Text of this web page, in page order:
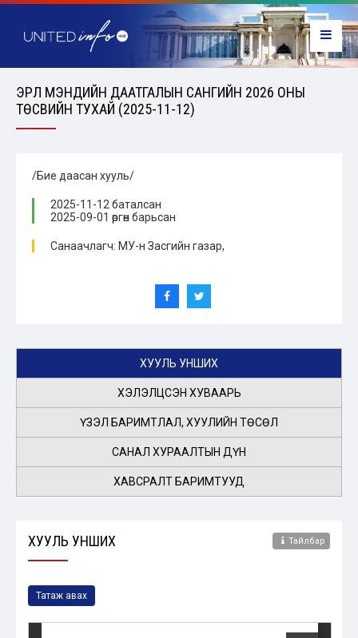
ЭРҮҮЛ МЭНДИЙН ДААТГАЛЫН САНГИЙН 2026 ОНЫ
ТӨСВИЙН ТУХАЙ (2025-11-12)
/Бие даасан хууль/
2025-11-12 баталсан
2025-09-01 өргөн барьсан
Санаачлагч: МУ-н Засгийн газар,
ХУУЛЬ УНШИХ
ХЭЛЭЛЦСЭН ХУВААРЬ
ҮЗЭЛ БАРИМТЛАЛ, ХУУЛИЙН ТӨСӨЛ
САНАЛ ХУРААЛТЫН ДҮН
ХАВСРАЛТ БАРИМТУУД
ХУУЛЬ УНШИХ Тайлбар
Татаж авах